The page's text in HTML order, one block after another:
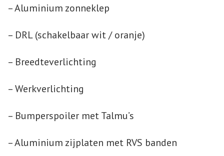
Contact
– Aluminium zonneklep
– DRL (schakelbaar wit / oranje)
– Breedteverlichting
– Werkverlichting
– Bumperspoiler met Talmu’s
– Aluminium zijplaten met RVS banden